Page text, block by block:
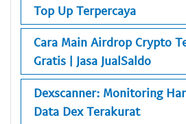
Top Up Terpercaya
Cara Main Airdrop Crypto
Gratis | Jasa JualSaldo
Dexscanner: Monitoring
Data Dex Terakurat